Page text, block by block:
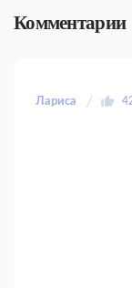
Комментарии
Лариса